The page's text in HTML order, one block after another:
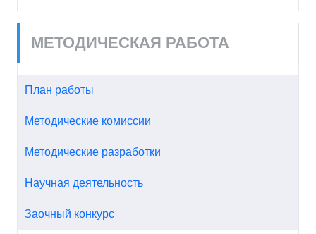
МЕТОДИЧЕСКАЯ РАБОТА
План работы
Методические комиссии
Методические разработки
Научная деятельность
Заочный конкурс